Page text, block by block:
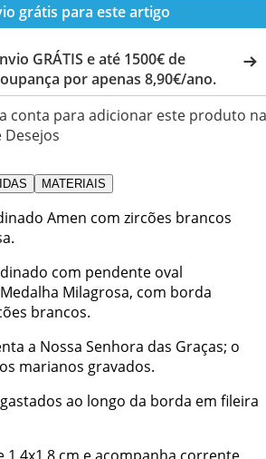
grátis para este artigo
GRÁTIS e até 1500€ de
por apenas 8,90€/ano.
conta para adicionar este produto na
Desejos
MATERIAIS
Amen com zircões brancos
com pendente oval
Milagrosa, com borda
brancos.
a Nossa Senhora das Graças; o
marianos gravados.
ao longo da borda em fileira